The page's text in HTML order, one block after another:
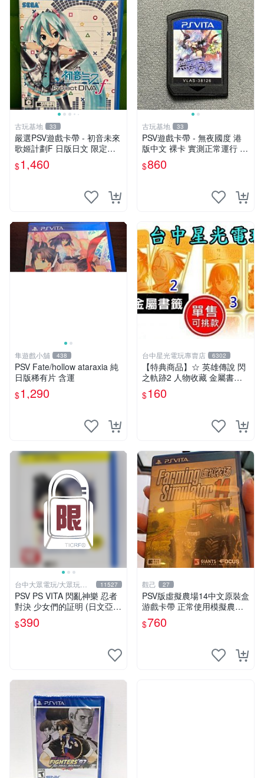
古玩基地 33
嚴選PSV遊戲卡帶 - 初音未來
歌姬計劃F 日版日文 限定封
面實測正常讀 初音未來 PSV
歌姬計劃F 日版日文 卡帶 游
$1,460
古玩基地 33
PSV遊戲卡帶 - 無夜國度 港
版中文 裸卡 實測正常運行 索
尼專用 只能運行于PSV 無夜
國度 PSV 港版中文裸卡
$860
隼遊戲小舖 438
PSV Fate/hollow ataraxia 純
日版稀有片 含運
$1,290
台中星光電玩專賣店 6302
【特典商品】☆ 英雄傳說 閃
之軌跡2 人物收藏 金屬書籤
☆【單張販售 可挑款】台中
星光電玩
$160
台中大眾電玩/大眾玩具
店
11527
PSV PS VITA 閃亂神樂 忍者
對決 少女們的証明 (日文亞
版)**(二手商品)【台中大眾電
玩】
$390
觀己 27
PSV版虛擬農場14中文原裝盒
游戲卡帶 正常使用模擬農場
訂購請私訊 虛擬農場14 PSV
中文 模擬農場
$760